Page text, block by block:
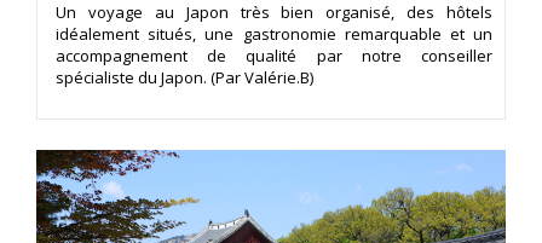
Un voyage au Japon très bien organisé, des hôtels
idéalement situés, une gastronomie remarquable et un
accompagnement de qualité par notre conseiller
spécialiste du Japon. (Par Valérie.B)